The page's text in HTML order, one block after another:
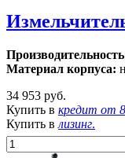
Материал корпуса:
34 953 руб.
Купить в кредит от
Купить в лизинг.